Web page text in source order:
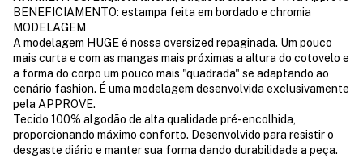
BENEFICIAMENTO: estampa feita em bordado e chromia
MODELAGEM
A modelagem HUGE é nossa oversized repaginada. Um pouco
mais curta e com as mangas mais próximas a altura do cotovelo e
a forma do corpo um pouco mais "quadrada" se adaptando ao
cenário fashion. É uma modelagem desenvolvida exclusivamente
pela APPROVE.
Tecido 100% algodão de alta qualidade pré-encolhida,
proporcionando máximo conforto. Desenvolvido para resistir o
desgaste diário e manter sua forma dando durabilidade a peça.